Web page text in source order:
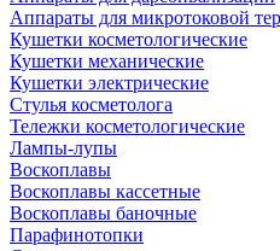
Аппараты для микротоковой
Кушетки косметологические
Кушетки механические
Кушетки электрические
Стулья косметолога
Тележки косметологические
Лампы-лупы
Воскоплавы
Воскоплавы кассетные
Воскоплавы баночные
Парафинотопки